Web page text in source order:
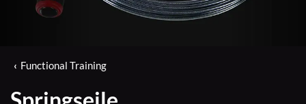
Functional Training